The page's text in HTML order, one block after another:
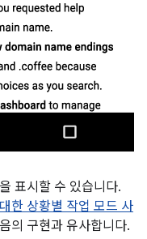
표시할 수 있습니다.
한 상황별 작업 모드 사
의 구현과 유사합니다.